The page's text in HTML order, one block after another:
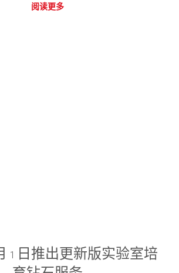
阅读更多
1 日推出更新版实验室培